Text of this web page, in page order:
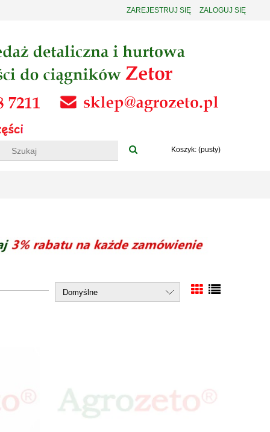
ZAREJESTRUJ SIĘ ZALOGUJ SIĘ
Koszyk: (pusty)